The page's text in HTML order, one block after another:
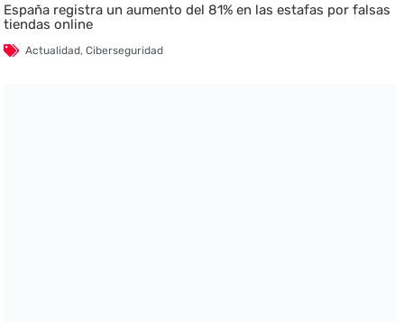
España registra un aumento del 81% en las estafas por falsas
tiendas online
Actualidad,Ciberseguridad